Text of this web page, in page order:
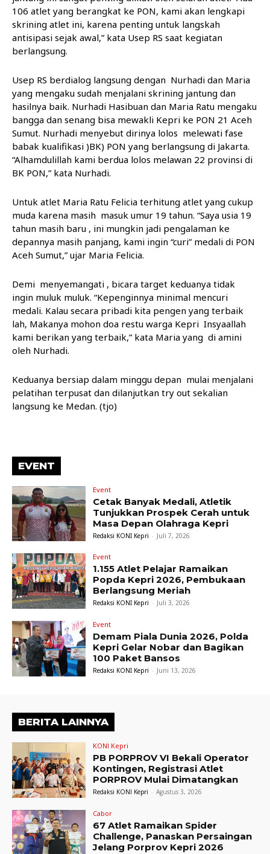
106 atlet yang berangkat ke PON, kami akan lengkapi
skrining atlet ini, karena penting untuk langskah
antisipasi sejak awal,” kata Usep RS saat kegiatan
berlangsung.
Usep RS berdialog langsung dengan Nurhadi dan Maria
yang mengaku sudah menjalani skrining jantung dan
hasilnya baik. Nurhadi Hasibuan dan Maria Ratu mengaku
bangga dan senang bisa mewakli Kepri ke PON 21 Aceh
Sumut. Nurhadi menyebut dirinya lolos melewati fase
babak kualifikasi )BK) PON yang berlangsung di Jakarta.
“Alhamdulillah kami berdua lolos melawan 22 provinsi di
BK PON,” kata Nurhadi.
Untuk atlet Maria Ratu Felicia terhitung atlet yang cukup
muda karena masih masuk umur 19 tahun. “Saya usia 19
tahun masih baru , ini mungkin jadi pengalaman ke
depannya masih panjang, kami ingin “curi” medali di PON
Aceh Sumut,” ujar Maria Felicia.
Demi menyemangati , bicara target keduanya tidak
ingin muluk muluk. “Kepenginnya minimal mencuri
medali. Kalau secara pribadi kita pengen yang terbaik
lah, Makanya mohon doa restu warga Kepri Insyaallah
kami berikan yang terbaik,” kata Maria yang di amini
oleh Nurhadi.
Keduanya bersiap dalam minggu depan mulai menjalani
pelatihan terpusat dan dilanjutkan try out sekalian
langsung ke Medan. (tjo)
EVENT
Event
Cetak Banyak Medali, Atletik
Tunjukkan Prospek Cerah untuk
Masa Depan Olahraga Kepri
Redaksi KONI Kepri - Juli 7, 2026
Event
1.155 Atlet Pelajar Ramaikan
Popda Kepri 2026, Pembukaan
Berlangsung Meriah
Redaksi KONI Kepri - Juli 3, 2026
Event
Demam Piala Dunia 2026, Polda
Kepri Gelar Nobar dan Bagikan
100 Paket Bansos
Redaksi KONI Kepri - Juni 13, 2026
BERITA LAINNYA
KONI Kepri
PB PORPROV VI Bekali Operator
Kontingen, Registrasi Atlet
PORPROV Mulai Dimatangkan
Redaksi KONI Kepri - Agustus 3, 2026
Cabor
67 Atlet Ramaikan Spider
Challenge, Panaskan Persaingan
Jelang Porprov Kepri 2026